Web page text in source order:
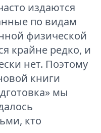
издаются
по видам
физической
крайне редко, и
нет. Поэтому
книги
мы
кто